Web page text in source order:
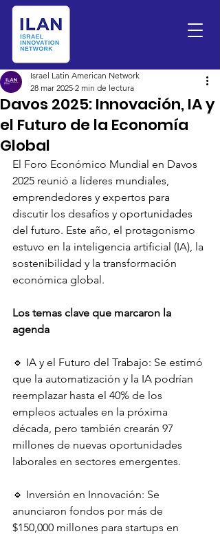
Davos 2025: Innovación, IA y
el Futuro de la Economía
Global
Israel Latin American Network
28 mar 2025 2 min de lectura
El Foro Económico Mundial en Davos
2025 reunió a líderes mundiales,
emprendedores y expertos para
discutir los desafíos y oportunidades
del futuro. Este año, el protagonismo
estuvo en la inteligencia artificial (IA), la
sostenibilidad y la transformación
económica global.
Los temas clave que marcaron la
agenda
🔹 IA y el Futuro del Trabajo: Se estimó
que la automatización y la IA podrían
reemplazar hasta el 40% de los
empleos actuales en la próxima
década, pero también crearán 97
millones de nuevas oportunidades
laborales en sectores emergentes.
🔹 Inversión en Innovación: Se
anunciaron fondos por más de
$150,000 millones para startups en